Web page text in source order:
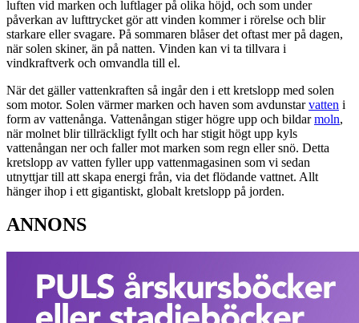
luften vid marken och luftlager på olika höjd, och som under
påverkan av lufttrycket gör att vinden kommer i rörelse och blir
starkare eller svagare. På sommaren blåser det oftast mer på dagen,
när solen skiner, än på natten. Vinden kan vi ta tillvara i
vindkraftverk och omvandla till el.
När det gäller vattenkraften så ingår den i ett kretslopp med solen
som motor. Solen värmer marken och haven som avdunstarvatten i
form av vattenånga. Vattenångan stiger högre upp och bildarmoln,
när molnet blir tillräckligt fyllt och har stigit högt upp kyls
vattenångan ner och faller mot marken som regn eller snö. Detta
kretslopp av vatten fyller upp vattenmagasinen som vi sedan
utnyttjar till att skapa energi från, via det flödande vattnet. Allt
hänger ihop i ett gigantiskt, globalt kretslopp på jorden.
ANNONS